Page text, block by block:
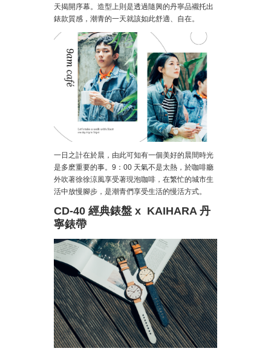
天揭開序幕。造型上則是透過隨興的丹寧品襯托出
錶款質感，潮青的一天就該如此舒適、自在。
一日之計在於晨，由此可知有一個美好的晨間時光
是多麽重要的事。9：00 天氣不是太熱，於咖啡廳
外吹著徐徐涼風享受著現泡咖啡，在繁忙的城市生
活中放慢腳步，是潮青們享受生活的慢活方式。
CD-40 經典錶盤 x KAIHARA 丹
寧錶帶